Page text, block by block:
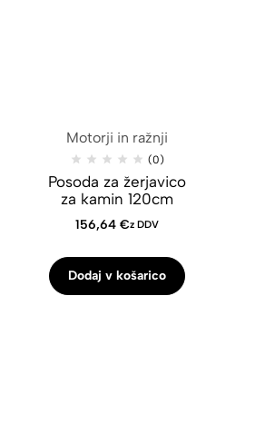
Motorji in ražnji
(0)
Posoda za žerjavico
za kamin 120cm
156,64 €z DDV
Dodaj v košarico